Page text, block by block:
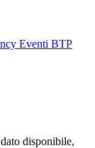
Eventi BTP
disponibile,